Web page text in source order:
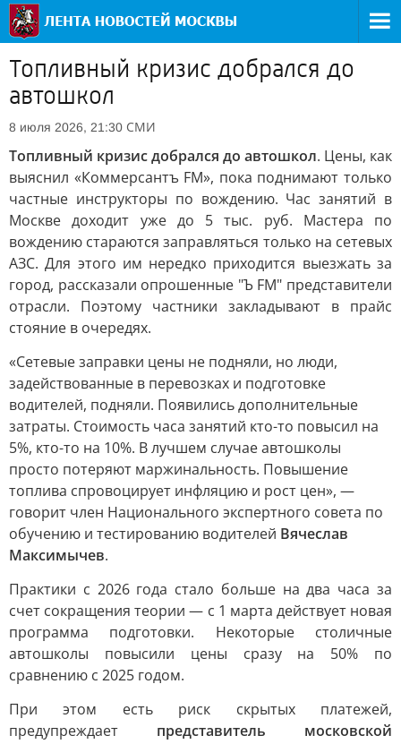
Топливный кризис добрался до
автошкол
8 июля 2026, 21:30 СМИ
Топливный кризис добрался до автошкол. Цены, как
выяснил «Коммерсантъ FM», пока поднимают только
частные инструкторы по вождению. Час занятий в
Москве доходит уже до 5 тыс. руб. Мастера по
вождению стараются заправляться только на сетевых
АЗС. Для этого им нередко приходится выезжать за
город, рассказали опрошенные "Ъ FM" представители
отрасли. Поэтому частники закладывают в прайс
стояние в очередях.
«Сетевые заправки цены не подняли, но люди,
задействованные в перевозках и подготовке
водителей, подняли. Появились дополнительные
затраты. Стоимость часа занятий кто-то повысил на
5%, кто-то на 10%. В лучшем случае автошколы
просто потеряют маржинальность. Повышение
топлива спровоцирует инфляцию и рост цен», —
говорит член Национального экспертного совета по
обучению и тестированию водителей Вячеслав
Максимычев.
Практики с 2026 года стало больше на два часа за
счет сокращения теории — с 1 марта действует новая
программа подготовки. Некоторые столичные
автошколы повысили цены сразу на 50% по
сравнению с 2025 годом.
При этом есть риск скрытых платежей,
предупреждает представитель московской